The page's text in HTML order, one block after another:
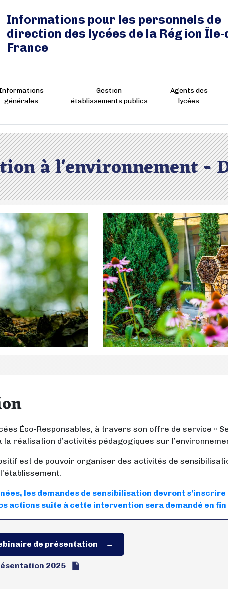
Informations pour les personnels de
direction des lycées de la Région Île-
France
Informations
générales
Gestion
établissements publics
Agents des
lycées
à l'environnement -
Éco-Responsables, à travers son offre de service «
la réalisation d’activités pédagogiques sur
est de pouvoir organiser des activités de
les demandes de sensibilisation devront
actions suite à cette intervention sera demandé en fin
de présentation
2025